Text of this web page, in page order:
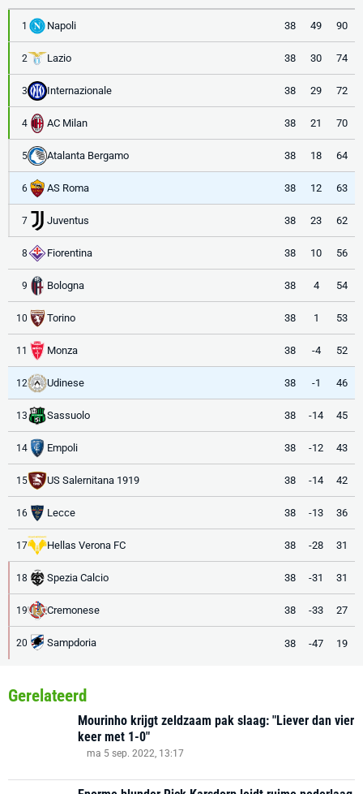
1 Napoli 38 49 90
2 Lazio 38 30 74
3 Internazionale 38 29 72
4 AC Milan 38 21 70
5 Atalanta Bergamo 38 18 64
6 AS Roma 38 12 63
7 Juventus 38 23 62
8 Fiorentina 38 10 56
9 Bologna 38 4 54
10 Torino 38 1 53
11 Monza 38 -4 52
12 Udinese 38 -1 46
13 Sassuolo 38 -14 45
14 Empoli 38 -12 43
15 US Salernitana 1919 38 -14 42
16 Lecce 38 -13 36
17 Hellas Verona FC 38 -28 31
18 Spezia Calcio 38 -31 31
19 Cremonese 38 -33 27
20 Sampdoria 38 -47 19
Gerelateerd
Mourinho krijgt zeldzaam pak slaag: "Liever dan vier
keer met 1-0"
ma 5 sep. 2022, 13:17